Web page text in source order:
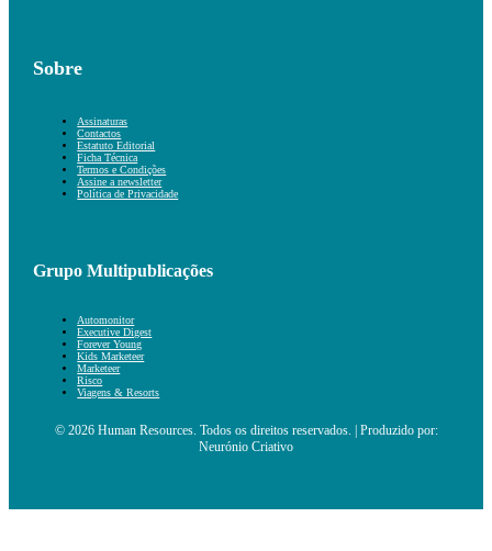
Sobre
Assinaturas
Contactos
Estatuto Editorial
Ficha Técnica
Termos e Condições
Assine a newsletter
Política de Privacidade
Grupo Multipublicações
Automonitor
Executive Digest
Forever Young
Kids Marketeer
Marketeer
Risco
Viagens & Resorts
© 2026 Human Resources. Todos os direitos reservados. | Produzido por:
Neurónio Criativo